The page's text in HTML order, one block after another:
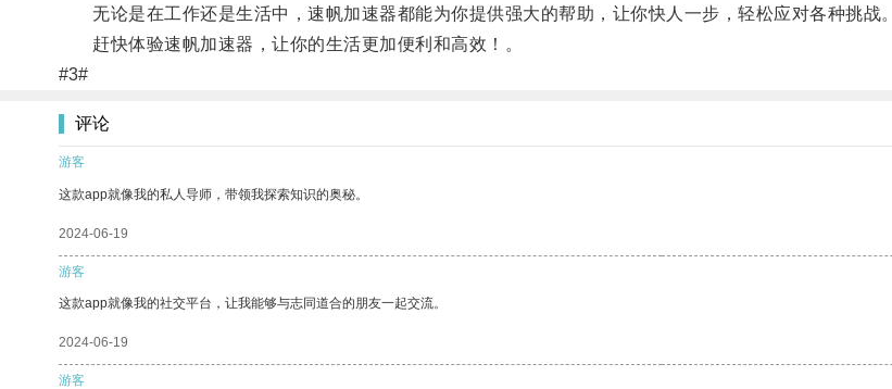
无论是在工作还是生活中，速帆加速器都能为你提供强大的帮助，让你快人一步，轻松应对各种挑战。
赶快体验速帆加速器，让你的生活更加便利和高效！。
#3#
评论
游客
这款app就像我的私人导师，带领我探索知识的奥秘。
2024-06-19
游客
这款app就像我的社交平台，让我能够与志同道合的朋友一起交流。
2024-06-19
游客